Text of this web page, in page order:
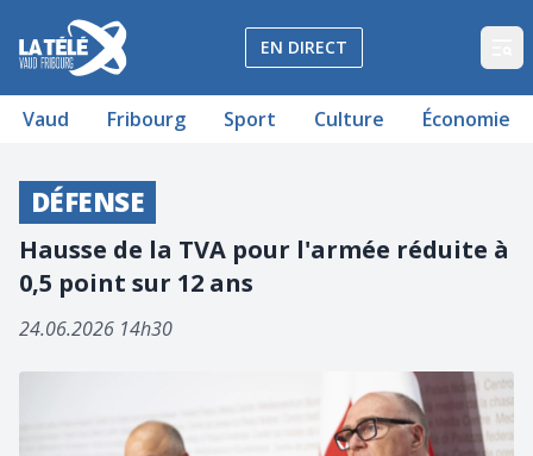
La Télé - Télévision régionale Vaud et Fribourg
EN DIRECT
Vaud Fribourg Sport Culture Économie
DÉFENSE
Hausse de la TVA pour l'armée réduite à
0,5 point sur 12 ans
24.06.2026 14h30